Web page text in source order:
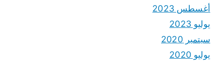
أغسطس 2023
يوليو 2023
سبتمبر 2020
يوليو 2020